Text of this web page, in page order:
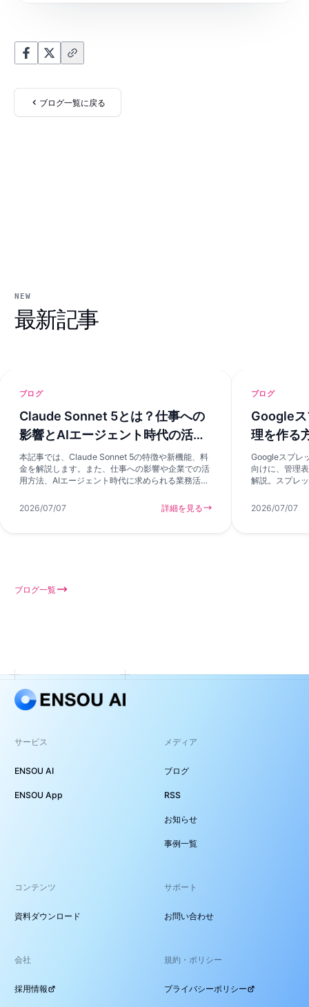
ブログ一覧に戻る
NEW
最新記事
ブログ
Claude Sonnet 5とは？仕事への
影響とAIエージェント時代の活用
方法を解説
本記事では、Claude Sonnet 5の特徴や新機能、料
金を解説します。また、仕事への影響や企業での活
用方法、AIエージェント時代に求められる業務活用
2026/07/07
詳細を見る
ブログ
Googleス
理を作る
選択肢
Googleスプレ
向けに、管理
解説。スプレ
ます。
2026/07/07
ブログ一覧
サービス
ENSOU AI
ENSOU App
メディア
ブログ
RSS
お知らせ
事例一覧
コンテンツ
資料ダウンロード
サポート
お問い合わせ
会社
採用情報
規約・ポリシー
プライバシーポリシー